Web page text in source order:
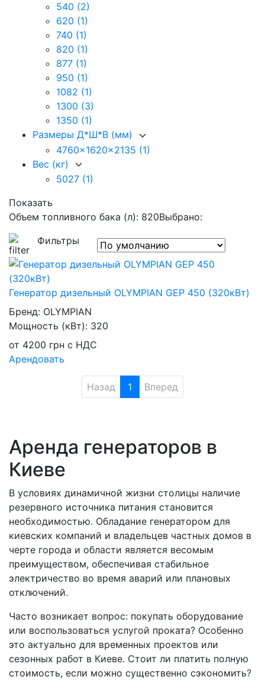
540 (2)
620 (1)
740 (1)
820 (1)
877 (1)
950 (1)
1082 (1)
1300 (3)
1350 (1)
Размеры Д*Ш*В (мм)
4760x1620x2135 (1)
Вес (кг)
5027 (1)
Показать
Объем топливного бака (л): 820Выбрано:
Фильтры
Генератор дизельный OLYMPIAN GEP 450 (320кВт)
Бренд: OLYMPIAN
Мощность (кВт): 320
от 4200 грн с НДС
Арендовать
Назад 1 Вперед
Аренда генераторов в
Киеве
В условиях динамичной жизни столицы наличие
резервного источника питания становится
необходимостью. Обладание генератором для
киевских компаний и владельцев частных домов в
черте города и области является весомым
преимуществом, обеспечивая стабильное
электричество во время аварий или плановых
отключений.
Часто возникает вопрос: покупать оборудование
или воспользоваться услугой проката? Особенно
это актуально для временных проектов или
сезонных работ в Киеве. Стоит ли платить полную
стоимость, если можно существенно сэкономить?